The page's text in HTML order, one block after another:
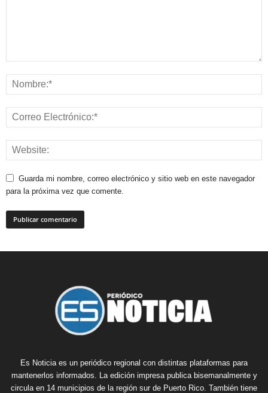
Guarda mi nombre, correo electrónico y sitio web en este navegador
para la próxima vez que comente.
Es Noticia es un periódico regional con distintas plataformas para
mantenerlos informados. La edición impresa publica bisemanalmente y
circula en 14 municipios de la región sur de Puerto Rico. También tiene